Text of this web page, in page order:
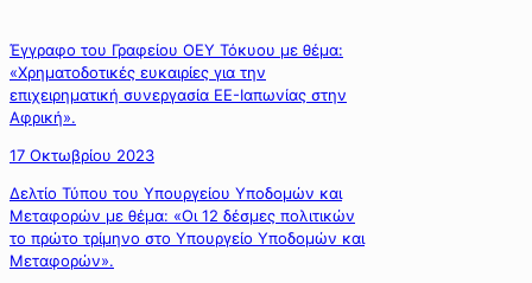
Έγγραφο του Γραφείου ΟΕΥ Τόκυου με θέμα:
«Χρηματοδοτικές ευκαιρίες για την
επιχειρηματική συνεργασία ΕΕ-Ιαπωνίας στην
Αφρική».
17 Οκτωβρίου 2023
Δελτίο Τύπου του Υπουργείου Υποδομών και
Μεταφορών με θέμα: «Οι 12 δέσμες πολιτικών
το πρώτο τρίμηνο στο Υπουργείο Υποδομών και
Μεταφορών».